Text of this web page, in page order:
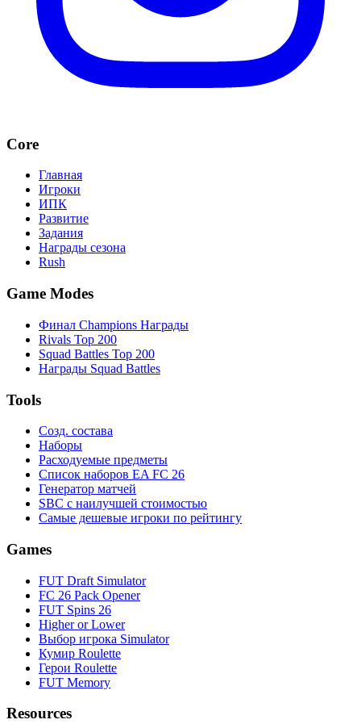
Core
Главная
Игроки
ИПК
Развитие
Задания
Награды сезона
Rush
Game Modes
Финал Champions Награды
Rivals Top 200
Squad Battles Top 200
Награды Squad Battles
Tools
Созд. состава
Наборы
Расходуемые предметы
Список наборов EA FC 26
Генератор матчей
SBC с наилучшей стоимостью
Самые дешевые игроки по рейтингу
Games
FUT Draft Simulator
FC 26 Pack Opener
FUT Spins 26
Higher or Lower
Выбор игрока Simulator
Кумир Roulette
Герои Roulette
FUT Memory
Resources